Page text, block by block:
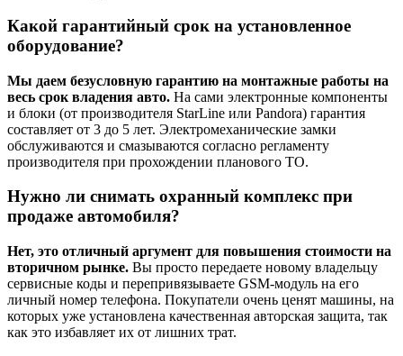
Какой гарантийный срок на установленное
оборудование?
Мы даем безусловную гарантию на монтажные работы на
весь срок владения авто. На сами электронные компоненты
и блоки (от производителя StarLine или Pandora) гарантия
составляет от 3 до 5 лет. Электромеханические замки
обслуживаются и смазываются согласно регламенту
производителя при прохождении планового ТО.
Нужно ли снимать охранный комплекс при
продаже автомобиля?
Нет, это отличный аргумент для повышения стоимости на
вторичном рынке. Вы просто передаете новому владельцу
сервисные коды и перепривязываете GSM-модуль на его
личный номер телефона. Покупатели очень ценят машины, на
которых уже установлена качественная авторская защита, так
как это избавляет их от лишних трат.